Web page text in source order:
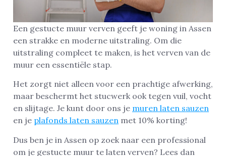
Een gestucte muur verven geeft je woning in Assen
een strakke en moderne uitstraling. Om die
uitstraling compleet te maken, is het verven van de
muur een essentiële stap.
Het zorgt niet alleen voor een prachtige afwerking,
maar beschermt het stucwerk ook tegen vuil, vocht
en slijtage. Je kunt door ons je muren laten sauzen
en je plafonds laten sauzen met 10% korting!
Dus ben je in Assen op zoek naar een professional
om je gestucte muur te laten verven? Lees dan